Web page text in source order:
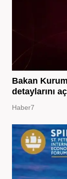
Bakan
detaylarını
Haber7